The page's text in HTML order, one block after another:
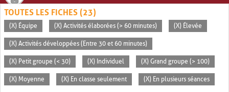
TOUTES LES FICHES (23)
(X) Équipe (X) Activités élaborées (> 60 minutes) (X) Élevée
(X) Activités développées (Entre 30 et 60 minutes)
(X) Petit groupe (< 30) (X) Individuel (X) Grand groupe (> 100)
(X) Moyenne (X) En classe seulement (X) En plusieurs séances